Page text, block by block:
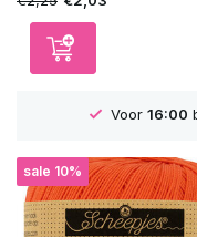
verstuurd
sale 10%